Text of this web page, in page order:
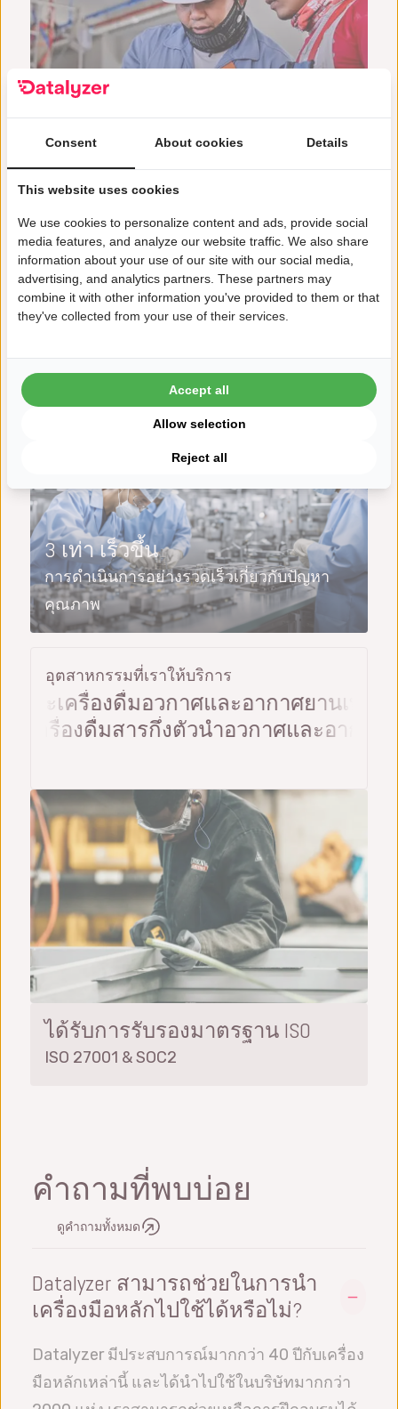
เหลืออีก 3 สัปดาห์ก่อนเปิดตัว
3 เท่า เร็วขึ้น
การดำเนินการอย่างรวดเร็วเกี่ยวกับปัญหา
คุณภาพ
สิ่งที่ลูกค้าพูด
“Datalyzer ช่วยให้เราเชื่อมโยง
ข้อมูลคุณภาพจากทุกกระบวนการ
โดยอัตโนมัติเพื่อการวิเคราะห์ขั้น
เดฟ เบียร์เรน
วิศวกรผลผลิต, ฟิลิปส์
อุตสาหกรรมที่เราให้บริการ
ะเครื่องดื่มอวกาศและอากาศยานเทคโนโ
รและเครื่องดื่มสารกึ่งตัวนำอวกาศและอา
ได้รับการรับรองมาตรฐาน ISO
ISO 27001 & SOC2
คำถามที่พบบ่อย
ดูคำถามทั้งหมด
Datalyzer สามารถช่วยในการนำ
เครื่องมือหลักไปใช้ได้หรือไม่?
Datalyzer มีประสบการณ์มากกว่า 40 ปีกับเครื่อง
มือหลักเหล่านี้ และได้นำไปใช้ในบริษัทมากกว่า
Consent About cookies Details
This website uses cookies
We use cookies to personalize content and ads, provide social
media features, and analyze our website traffic. We also share
information about your use of our site with our social media,
advertising, and analytics partners. These partners may
combine it with other information you've provided to them or that
they've collected from your use of their services.
Reject all
Allow selection
Accept all